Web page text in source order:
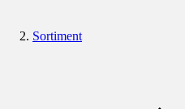
Sortiment